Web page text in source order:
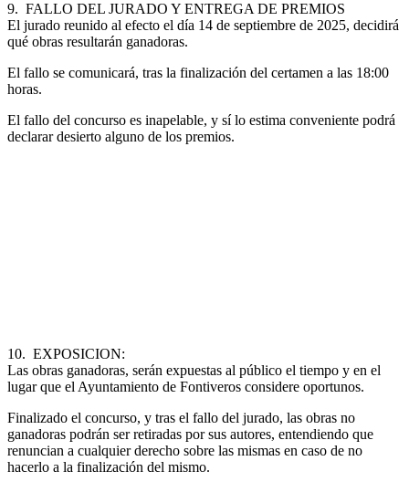
9. FALLO DEL JURADO Y ENTREGA DE PREMIOS
El jurado reunido al efecto el día 14 de septiembre de 2025, decidirá
qué obras resultarán ganadoras.
El fallo se comunicará, tras la finalización del certamen a las 18:00
horas.
El fallo del concurso es inapelable, y sí lo estima conveniente podrá
declarar desierto alguno de los premios.
10. EXPOSICION:
Las obras ganadoras, serán expuestas al público el tiempo y en el
lugar que el Ayuntamiento de Fontiveros considere oportunos.
Finalizado el concurso, y tras el fallo del jurado, las obras no
ganadoras podrán ser retiradas por sus autores, entendiendo que
renuncian a cualquier derecho sobre las mismas en caso de no
hacerlo a la finalización del mismo.